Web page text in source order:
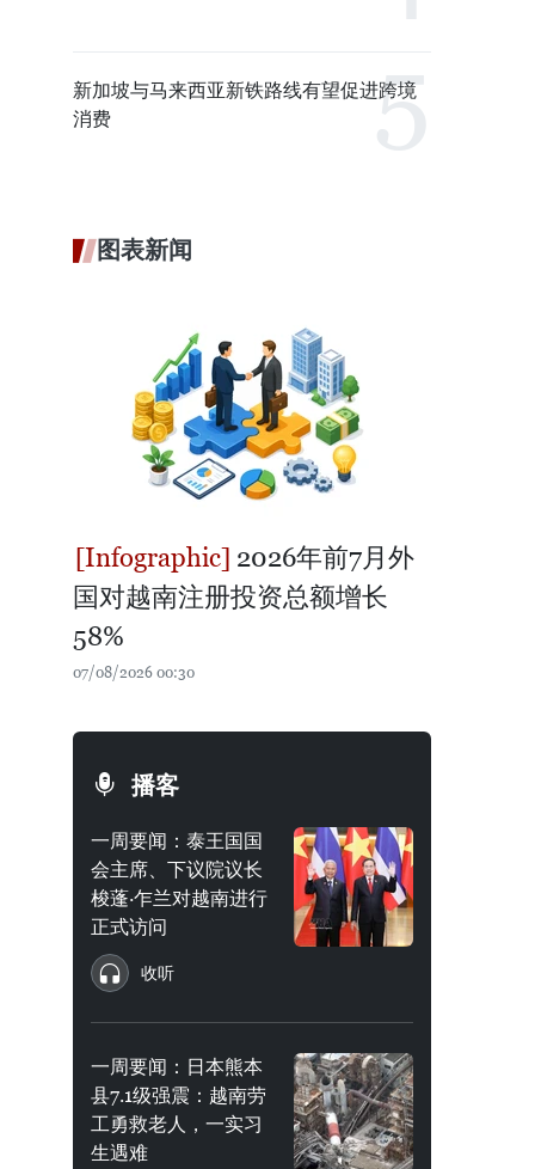
新加坡与马来西亚新铁路线有望促进跨境
消费
图表新闻
2026年前7月外
国对越南注册投资总额增长
58%
07/08/2026 00:30
播客
一周要闻：泰王国国
会主席、下议院议长
梭蓬·乍兰对越南进行
正式访问
收听
一周要闻：日本熊本
县7.1级强震：越南劳
工勇救老人，一实习
生遇难